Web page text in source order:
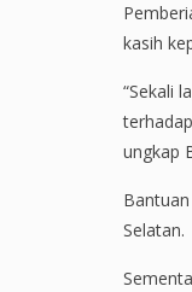
kasih
“Sekali
ungkap
Selatan.